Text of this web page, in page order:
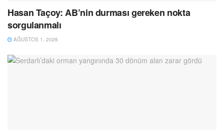
Hasan Taçoy: AB’nin durması gereken nokta
sorgulanmalı
AĞUSTOS 1, 2026